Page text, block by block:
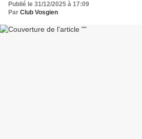
Publié le 31/12/2025 à 17:09
Par Club Vosgien